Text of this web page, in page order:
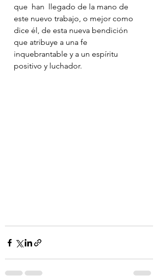
que  han  llegado de la mano de
este nuevo trabajo, o mejor como
dice él, de esta nueva bendición
que atribuye a una fe
inquebrantable y a un espíritu
positivo y luchador.